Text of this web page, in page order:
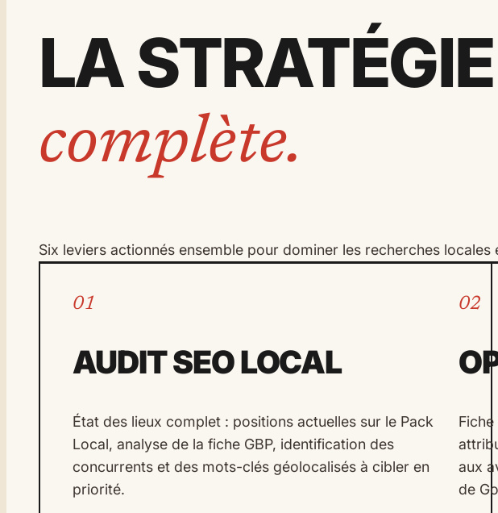
LA STRATÉGIE
complète.
Six leviers actionnés ensemble pour dominer les recherches locales
01
AUDIT SEO LOCAL
État des lieux complet : positions actuelles sur le Pack
Local, analyse de la fiche GBP, identification des
concurrents et des mots-clés géolocalisés à cibler en
priorité.
02
aux
de